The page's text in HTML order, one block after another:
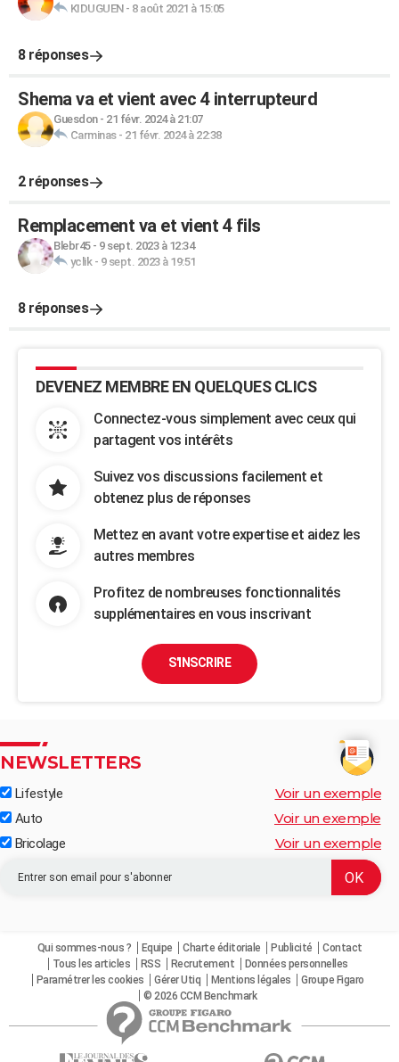
KIDUGUEN- 8 août 2021 à 15:05
8 réponses
Shema va et vient avec 4 interrupteurd
Guesdon- 21 févr. 2024 à 21:07
Carminas- 21 févr. 2024 à 22:38
2 réponses
Remplacement va et vient 4 fils
Blebr45- 9 sept. 2023 à 12:34
yclik- 9 sept. 2023 à 19:51
8 réponses
DEVENEZ MEMBRE EN QUELQUES CLICS
Connectez-vous simplement avec ceux qui
partagent vos intérêts
Suivez vos discussions facilement et
obtenez plus de réponses
Mettez en avant votre expertise et aidez les
autres membres
Profitez de nombreuses fonctionnalités
supplémentaires en vous inscrivant
S'INSCRIRE
NEWSLETTERS
Lifestyle Voir un exemple
Auto Voir un exemple
Bricolage Voir un exemple
Qui sommes-nous ? Equipe Charte éditoriale Publicité
Contact
Tous les articles
RSS Recrutement
Données personnelles
Paramétrer les cookies
Gérer Utiq Mentions légales
Groupe Figaro
© 2026 CCM Benchmark